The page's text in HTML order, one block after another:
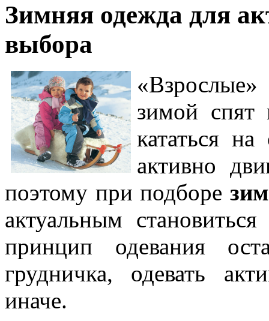
Зимняя одежда для
выбора
зимой спят
кататься
активно
поэтому при подборе
актуальным
принцип одевания
грудничка, одевать
иначе.